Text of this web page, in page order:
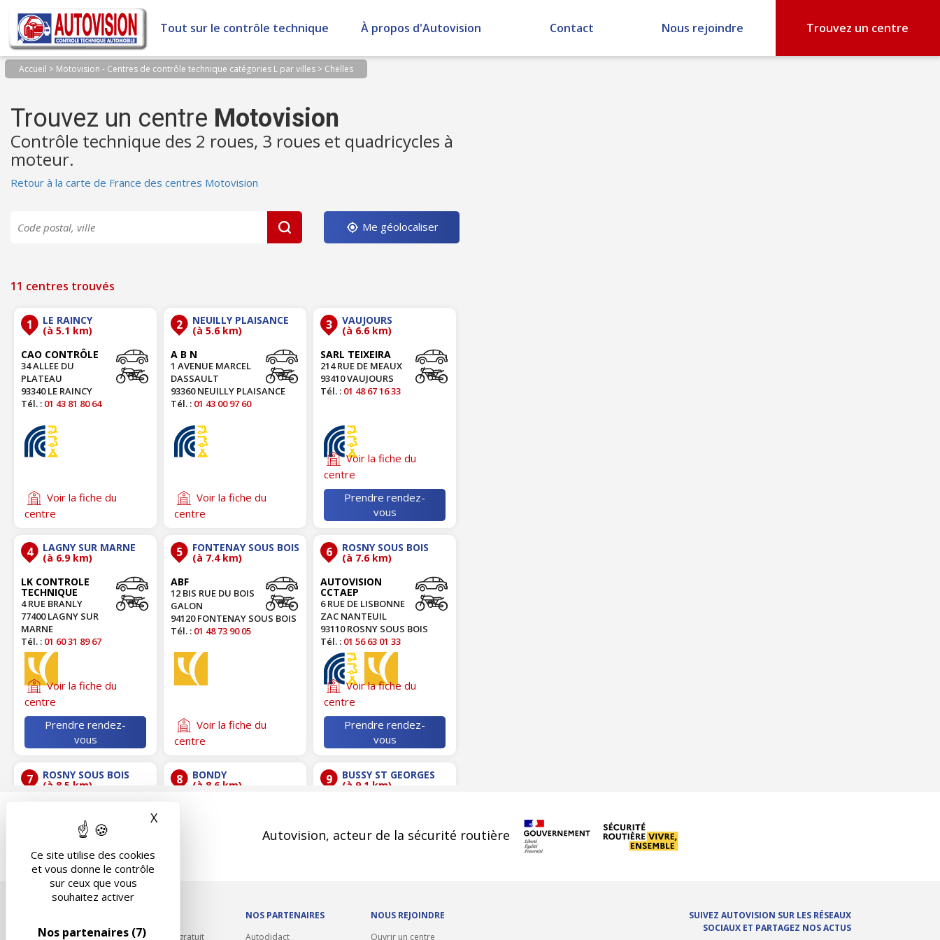
Panneau de gestion des cookies
Ce site utilise des cookies
et vous donne le contrôle
sur ceux que vous
souhaitez activer
Nos partenaires (7)
X
Tout sur le contrôle technique À propos d'Autovision Contact Nous rejoindre Trouvez un centre
Accueil > Motovision - Centres de contrôle technique catégories L par villes> Chelles
Trouvez un centre Motovision
Contrôle technique des 2 roues, 3 roues et quadricycles à
moteur.
Retour à la carte de France des centres Motovision
Me géolocaliser
11 centres trouvés
1 LE RAINCY
(à 5.1 km)
CAO CONTRÔLE
34 ALLEE DU
PLATEAU
93340 LE RAINCY
Tél. : 01 43 81 80 64
Voir la fiche du
centre
2 NEUILLY PLAISANCE
(à 5.6 km)
A B N
1 AVENUE MARCEL
DASSAULT
93360 NEUILLY PLAISANCE
Tél. : 01 43 00 97 60
Voir la fiche du
centre
3 VAUJOURS
(à 6.6 km)
SARL TEIXEIRA
214 RUE DE MEAUX
93410 VAUJOURS
Tél. : 01 48 67 16 33
Voir la fiche du
centre
Prendre rendez-
vous
4 LAGNY SUR MARNE
(à 6.9 km)
LK CONTROLE
TECHNIQUE
4 RUE BRANLY
77400 LAGNY SUR
MARNE
Tél. : 01 60 31 89 67
Voir la fiche du
centre
Prendre rendez-
vous
5 FONTENAY SOUS BOIS
(à 7.4 km)
ABF
12 BIS RUE DU BOIS
GALON
94120 FONTENAY SOUS BOIS
Tél. : 01 48 73 90 05
Voir la fiche du
centre
6 ROSNY SOUS BOIS
(à 7.6 km)
AUTOVISION
CCTAEP
6 RUE DE LISBONNE
ZAC NANTEUIL
93110 ROSNY SOUS BOIS
Tél. : 01 56 63 01 33
Voir la fiche du
centre
Prendre rendez-
vous
7 ROSNY SOUS BOIS
(à 8.5 km)
AUTOVISION
CENTRE COMMERCIAL ROSNY
AVENUE DU GENERAL DE
GAULLE
93110 ROSNY SOUS BOIS
centre
8 BONDY
(à 8.6 km)
Voir la fiche du
9 BUSSY ST GEORGES
(à 9.1 km)
GRAHAM BELL
77600 BUSSY ST GEORGES
Voir la fiche du
Autovision, acteur de la sécurité routière
Rappel contrôle technique gratuit
NOS PARTENAIRES
Autodidact
NOUS REJOINDRE
Ouvrir un centre
SUIVEZ AUTOVISION SUR LES RÉSEAUX
SOCIAUX ET PARTAGEZ NOS ACTUS